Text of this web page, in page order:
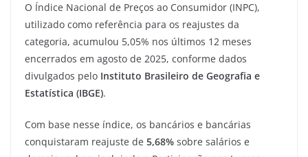
O Índice Nacional de Preços ao Consumidor (INPC),
utilizado como referência para os reajustes da
categoria, acumulou 5,05% nos últimos 12 meses
encerrados em agosto de 2025, conforme dados
divulgados pelo Instituto Brasileiro de Geografia e
Estatística (IBGE).
Com base nesse índice, os bancários e bancárias
conquistaram reajuste de 5,68% sobre salários e